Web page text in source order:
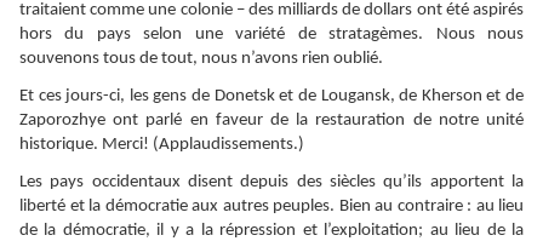
traitaient comme une colonie – des milliards de dollars ont été aspirés
hors du pays selon une variété de stratagèmes. Nous nous
souvenons tous de tout, nous n’avons rien oublié.
Et ces jours-ci, les gens de Donetsk et de Lougansk, de Kherson et de
Zaporozhye ont parlé en faveur de la restauration de notre unité
historique. Merci! (Applaudissements.)
Les pays occidentaux disent depuis des siècles qu’ils apportent la
liberté et la démocratie aux autres peuples. Bien au contraire : au lieu
de la démocratie, il y a la répression et l’exploitation; au lieu de la